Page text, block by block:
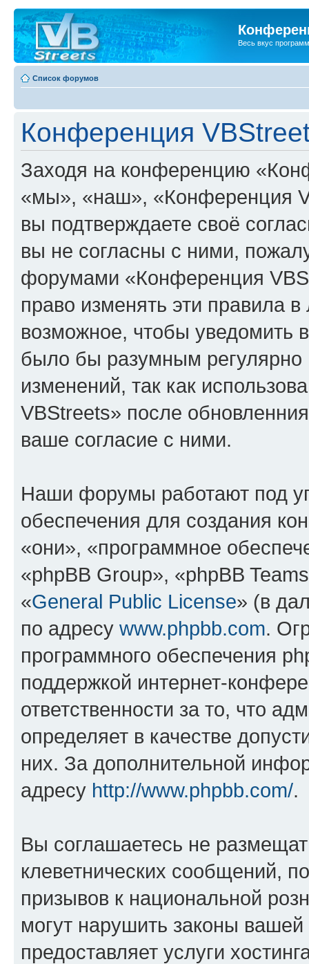
Весь вкус
Список форумов
Конференция
Заходя на конференцию
«мы», «наш», «Конференция
вы подтверждаете своё
вы не согласны с ними,
форумами «Конференция
право изменять эти правила
возможное, чтобы уведомить
было бы разумным регулярно
изменений, так как
VBStreets» после
ваше согласие с ними.
Наши форумы работают под
обеспечения для создания
«они», «программное
«phpBB Group», «phpBB
«General Public License» (в
по адресу www.phpbb.com.
программного обеспечения
поддержкой интернет-
ответственности за то, что
определяет в качестве
них. За дополнительной
адресу http://www.phpbb.com/.
Вы соглашаетесь не
клеветнических сообщений,
призывов к национальной
могут нарушить законы
предоставляет услуги